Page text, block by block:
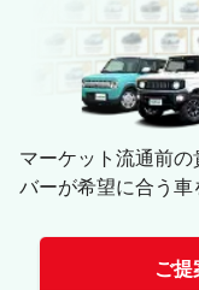
マーケット流通前
バーが希望に合う車
ご提